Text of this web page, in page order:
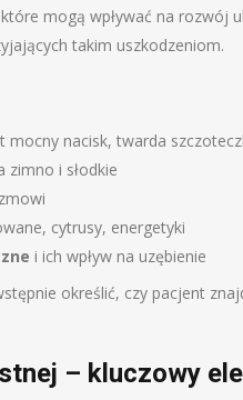
mogą wpływać na rozwój
takim uszkodzeniom.
mocny nacisk, twarda
zimno i słodkie
cytrusy, energetyki
i ich wpływ na uzębienie
określić, czy pacjent
– kluczowy